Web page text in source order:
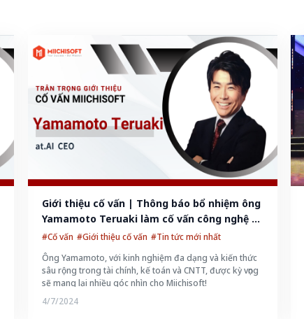
Giới thiệu cố vấn | Thông báo bổ nhiệm ông
Yamamoto Teruaki làm cố vấn công nghệ
của Miichisoft!
#Cố vấn #Giới thiệu cố vấn #Tin tức mới nhất
Ông Yamamoto, với kinh nghiệm đa dạng và kiến thức
sâu rộng trong tài chính, kế toán và CNTT, được kỳ vọng
sẽ mang lại nhiều góc nhìn cho Miichisoft!
4/7/2024